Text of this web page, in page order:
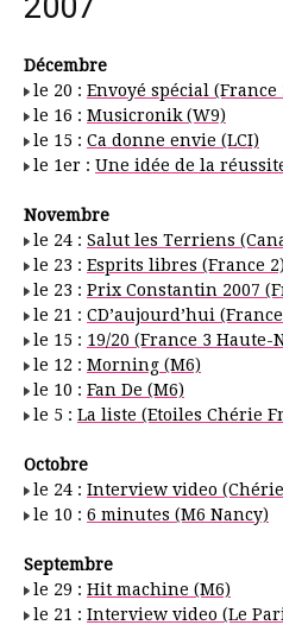
Décembre
le 20 : Envoyé spécial (France
le 16 : Musicronik (W9)
le 15 : Ca donne envie (LCI)
le 1er : Une idée de la
Novembre
le 24 : Salut les Terriens
le 23 : Esprits libres (France 2)
le 23 : Prix Constantin 2007
le 21 : CD’aujourd’hui
le 15 : 19/20 (France 3 Haute-
le 12 : Morning (M6)
le 10 : Fan De (M6)
le 5 : La liste (Etoiles Chérie
Octobre
le 24 : Interview video
le 10 : 6 minutes (M6 Nancy)
Septembre
le 29 : Hit machine (M6)
le 21 : Interview video (Le